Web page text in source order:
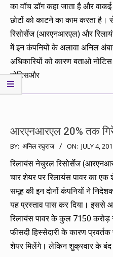
का वॉच डॉग कहा जाता है और
छोटों को काटने का काम करता
रिसोर्सेज (आरएनआरएल) और
में इन कंपनियों के अलावा अनिल
अधिकारियों को कारण बताओ
नोटिसऔर
आरएनआरएल 20% तक
2010-
07-
BY: अनिल रघुराज ON: JULY 4,
रिलायंस नेचुरल रिसोर्सेज
चार शेयर पर रिलायंस पावर का एक
समूह की इन दोनों कंपनियों ने
यह प्रस्ताव पास कर दिया।
रिलायंस पावर के कुल 7150
फीसदी हिस्सेदारी के कारण
शेयर मिलेंगे। लेकिन शुक्रवार के